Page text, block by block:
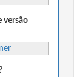
versão